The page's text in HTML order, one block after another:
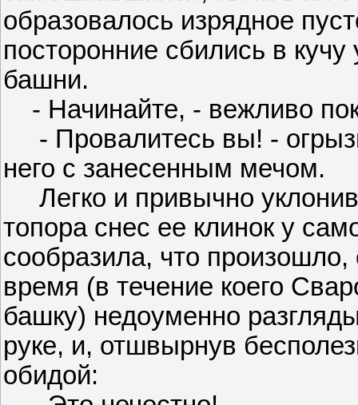
образовалось изрядное
посторонние сбились в кучу
башни.
- Начинайте, - вежливо
- Провалитесь вы! -
него с занесенным мечом.
Легко и привычно
топора снес ее клинок у
сообразила, что произошло,
время (в течение коего
башку) недоуменно
руке, и, отшвырнув
обидой: